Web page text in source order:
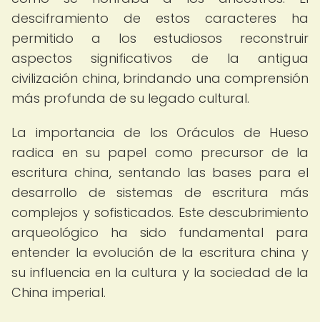
desciframiento de estos caracteres ha
permitido a los estudiosos reconstruir
aspectos significativos de la antigua
civilización china, brindando una comprensión
más profunda de su legado cultural.
La importancia de los Oráculos de Hueso
radica en su papel como precursor de la
escritura china, sentando las bases para el
desarrollo de sistemas de escritura más
complejos y sofisticados. Este descubrimiento
arqueológico ha sido fundamental para
entender la evolución de la escritura china y
su influencia en la cultura y la sociedad de la
China imperial.